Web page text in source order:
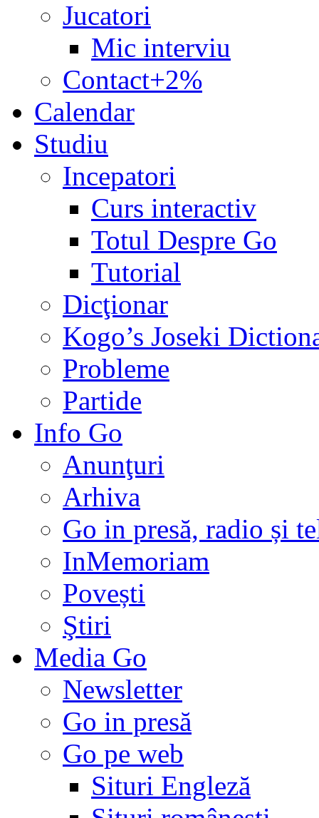
Jucatori
Mic interviu
Contact+2%
Calendar
Studiu
Incepatori
Curs interactiv
Totul Despre Go
Tutorial
Dicţionar
Kogo’s Joseki
Probleme
Partide
Info Go
Anunţuri
Arhiva
Go in presă, radio și
InMemoriam
Povești
Ştiri
Media Go
Newsletter
Go in presă
Go pe web
Situri Engleză